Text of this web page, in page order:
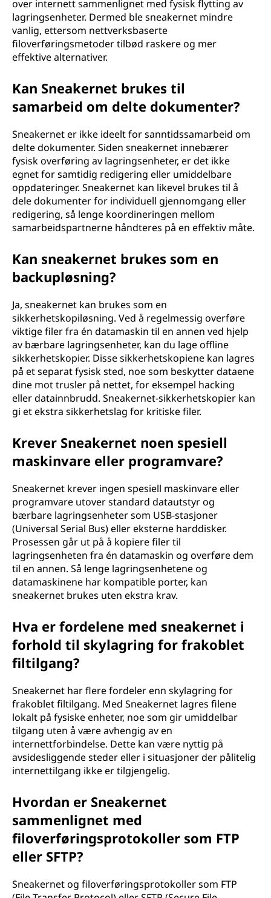
over internett sammenlignet med fysisk flytting av
lagringsenheter. Dermed ble sneakernet mindre
vanlig, ettersom nettverksbaserte
filoverføringsmetoder tilbød raskere og mer
effektive alternativer.
Kan Sneakernet brukes til
samarbeid om delte dokumenter?
Sneakernet er ikke ideelt for sanntidssamarbeid om
delte dokumenter. Siden sneakernet innebærer
fysisk overføring av lagringsenheter, er det ikke
egnet for samtidig redigering eller umiddelbare
oppdateringer. Sneakernet kan likevel brukes til å
dele dokumenter for individuell gjennomgang eller
redigering, så lenge koordineringen mellom
samarbeidspartnerne håndteres på en effektiv måte.
Kan sneakernet brukes som en
backupløsning?
Ja, sneakernet kan brukes som en
sikkerhetskopiløsning. Ved å regelmessig overføre
viktige filer fra én datamaskin til en annen ved hjelp
av bærbare lagringsenheter, kan du lage offline
sikkerhetskopier. Disse sikkerhetskopiene kan lagres
på et separat fysisk sted, noe som beskytter dataene
dine mot trusler på nettet, for eksempel hacking
eller datainnbrudd. Sneakernet-sikkerhetskopier kan
gi et ekstra sikkerhetslag for kritiske filer.
Krever Sneakernet noen spesiell
maskinvare eller programvare?
Sneakernet krever ingen spesiell maskinvare eller
programvare utover standard datautstyr og
bærbare lagringsenheter som USB-stasjoner
(Universal Serial Bus) eller eksterne harddisker.
Prosessen går ut på å kopiere filer til
lagringsenheten fra én datamaskin og overføre dem
til en annen. Så lenge lagringsenhetene og
datamaskinene har kompatible porter, kan
sneakernet brukes uten ekstra krav.
Hva er fordelene med sneakernet i
forhold til skylagring for frakoblet
filtilgang?
Sneakernet har flere fordeler enn skylagring for
frakoblet filtilgang. Med Sneakernet lagres filene
lokalt på fysiske enheter, noe som gir umiddelbar
tilgang uten å være avhengig av en
internettforbindelse. Dette kan være nyttig på
avsidesliggende steder eller i situasjoner der pålitelig
internettilgang ikke er tilgjengelig.
Hvordan er Sneakernet
sammenlignet med
filoverføringsprotokoller som FTP
eller SFTP?
Sneakernet og filoverføringsprotokoller som FTP